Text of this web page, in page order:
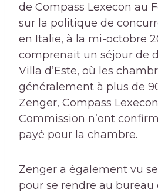
de Compass Lexecon au
sur la politique de
en Italie, à la mi-octobre
comprenait un séjour de
Villa d’Este, où les
généralement à plus de
Zenger, Compass
Commission n’ont
payé pour la chambre.
Zenger a également vu
pour se rendre au bureau